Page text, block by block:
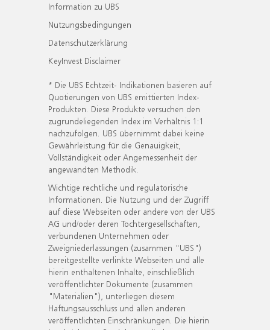
Information zu UBS
Nutzungsbedingungen
Datenschutzerklärung
KeyInvest Disclaimer
* Die UBS Echtzeit- Indikationen basieren auf
Quotierungen von UBS emittierten Index-
Produkten. Diese Produkte versuchen den
zugrundeliegenden Index im Verhältnis 1:1
nachzufolgen. UBS übernimmt dabei keine
Gewährleistung für die Genauigkeit,
Vollständigkeit oder Angemessenheit der
angewandten Methodik.
Wichtige rechtliche und regulatorische
Informationen. Die Nutzung und der Zugriff
auf diese Webseiten oder andere von der UBS
AG und/oder deren Tochtergesellschaften,
verbundenen Unternehmen oder
Zweigniederlassungen (zusammen "UBS")
bereitgestellte verlinkte Webseiten und alle
hierin enthaltenen Inhalte, einschließlich
veröffentlichter Dokumente (zusammen
"Materialien"), unterliegen diesem
Haftungsausschluss und allen anderen
veröffentlichten Einschränkungen. Die hierin